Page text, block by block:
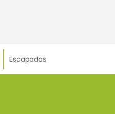
Escapadas